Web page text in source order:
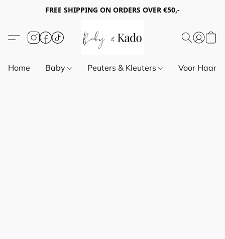
FREE SHIPPING ON ORDERS OVER €50,-
Home Baby Peuters & Kleuters Voor Haar